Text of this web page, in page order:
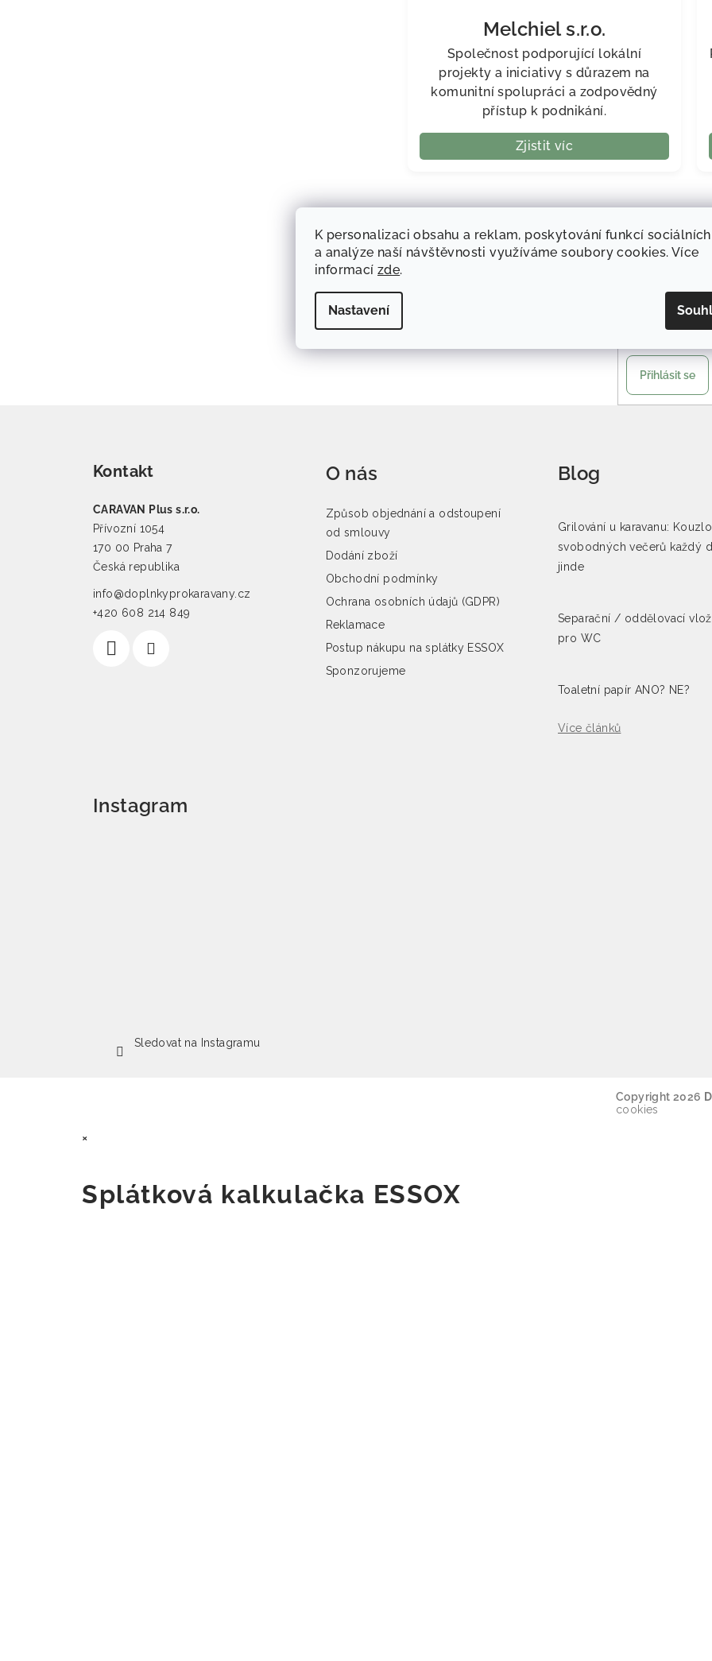
K personalizaci obsahu a reklam, poskytování funkcí
a analýze naší návštěvnosti využíváme soubory cookies. Více
informacízde.
Nastavení
Melchiel s.r.o.
Společnost podporující lokální
projekty a iniciativy s důrazem na
komunitní spolupráci a zodpovědný
přístup k podnikání.
Zjistit víc
Vložením
Přihlásit se
Kontakt
CARAVAN Plus s.r.o.
Přívozní 1054
170 00 Praha 7
Česká republika
info@doplnkyprokaravany.cz
+420 608 214 849
O nás
Způsob objednání a odstoupení
od smlouvy
Dodání zboží
Obchodní podmínky
Ochrana osobních údajů (GDPR)
Reklamace
Postup nákupu na splátky ESSOX
Sponzorujeme
Blog
Grilování u karavanu: Kouzlo
svobodných večerů každý
jinde
Separační / oddělovací
pro WC
Toaletní papír ANO? NE?
Více článků
Instagram
Sledovat na Instagramu
Copyright 2026
cookies
×
Splátková kalkulačka ESSOX